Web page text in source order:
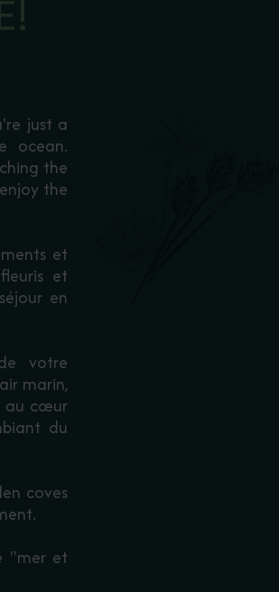
just a
ocean.
the
the
et
et
en
votre
marin,
au cœur
du
coves
"mer et